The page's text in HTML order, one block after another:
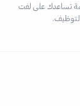
تساعدك على لفت